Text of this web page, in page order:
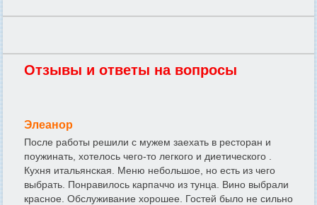
Отзывы и ответы на вопросы
Элеанор
После работы решили с мужем заехать в ресторан и
поужинать, хотелось чего-то легкого и диетического .
Кухня итальянская. Меню небольшое, но есть из чего
выбрать. Понравилось карпаччо из тунца. Вино выбрали
красное. Обслуживание хорошее. Гостей было не сильно